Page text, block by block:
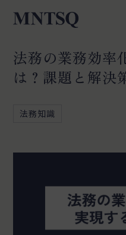
法務の業務効率
は？課題と解決
法務知識